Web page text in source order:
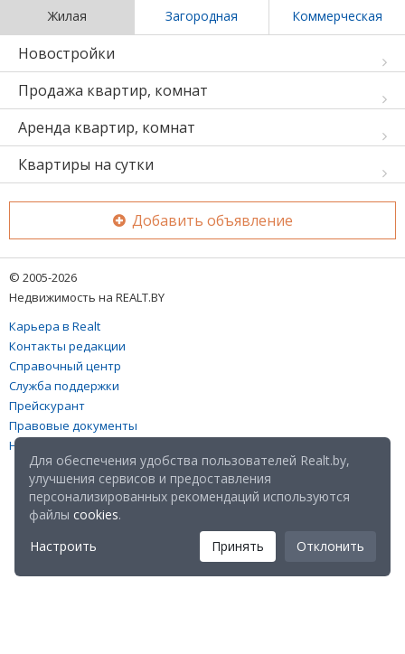
Жилая Загородная Коммерческая
Новостройки
Продажа квартир, комнат
Аренда квартир, комнат
Квартиры на сутки
Добавить объявление
© 2005-2026
Недвижимость на REALT.BY
Карьера в Realt
Контакты редакции
Справочный центр
Служба поддержки
Прейскурант
Правовые документы
Настройка файлов cookies
Для обеспечения удобства пользователей Realt.by,
улучшения сервисов и предоставления
персонализированных рекомендаций используются
файлы cookies.
Настроить
Принять Отклонить